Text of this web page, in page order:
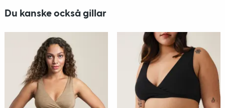
Du kanske också gillar